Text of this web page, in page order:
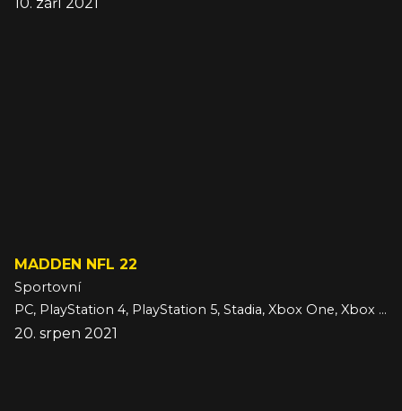
MADDEN NFL 22
Sportovní
PC, PlayStation 4, PlayStation 5, Stadia, Xbox One, Xbox Series
20. srpen 2021